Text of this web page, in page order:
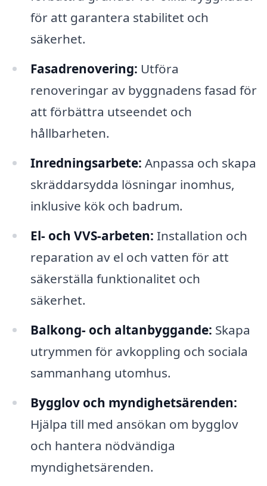
för att garantera stabilitet och
säkerhet.
Fasadrenovering: Utföra
renoveringar av byggnadens fasad för
att förbättra utseendet och
hållbarheten.
Inredningsarbete: Anpassa och skapa
skräddarsydda lösningar inomhus,
inklusive kök och badrum.
El- och VVS-arbeten: Installation och
reparation av el och vatten för att
säkerställa funktionalitet och
säkerhet.
Balkong- och altanbyggande: Skapa
utrymmen för avkoppling och sociala
sammanhang utomhus.
Bygglov och myndighetsärenden:
Hjälpa till med ansökan om bygglov
och hantera nödvändiga
myndighetsärenden.